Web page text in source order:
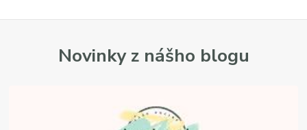
Novinky z nášho blogu